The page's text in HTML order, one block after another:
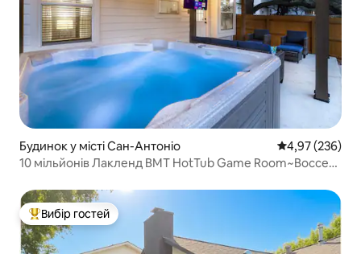
Будинок у місті Сан-Антоніо Середня
4,97 (236)
10 мільйонів Лакленд BMT HotTub Game Room~Bocce
Топ вибір гостей
Вибір гостей